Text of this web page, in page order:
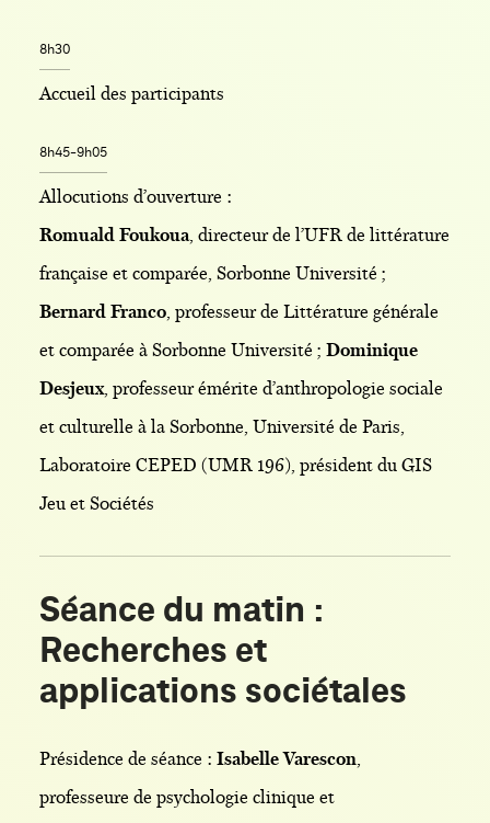
8h30
Accueil des participants
8h45-9h05
Allocutions d’ouverture :
Romuald Foukoua, directeur de l’UFR de littérature
française et comparée, Sorbonne Université ;
Bernard Franco, professeur de Littérature générale
et comparée à Sorbonne Université ; Dominique
Desjeux, professeur émérite d’anthropologie sociale
et culturelle à la Sorbonne, Université de Paris,
Laboratoire CEPED (UMR 196), président du GIS
Jeu et Sociétés
Séance du matin :
Recherches et
applications sociétales
Présidence de séance : Isabelle Varescon
professeure de psychologie clinique et